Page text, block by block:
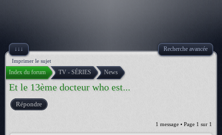
↓↓↓ Recherche avancée
Imprimer le sujet
Index du forum TV - SÉRIES News
Et le 13ème docteur who est...
Répondre
1 message • Page 1 sur 1